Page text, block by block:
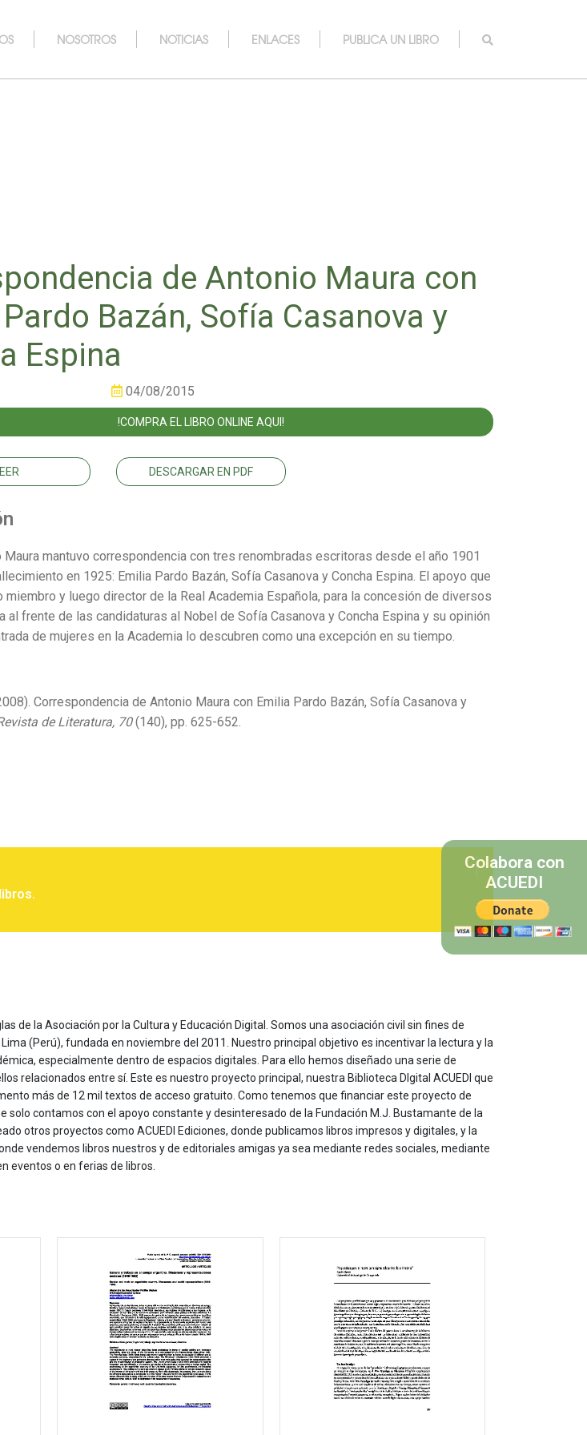
NOSOTROS NOTICIAS ENLACES PUBLICA UN LIBRO
de Antonio Maura con
Bazán, Sofía Casanova y
Espina
04/08/2015
!COMPRA EL LIBRO ONLINE AQUI!
DESCARGAR EN PDF
Maura mantuvo correspondencia con tres renombradas escritoras desde el año 1901
en 1925: Emilia Pardo Bazán, Sofía Casanova y Concha Espina. El apoyo que
miembro y luego director de la Real Academia Española, para la concesión de diversos
al frente de las candidaturas al Nobel de Sofía Casanova y Concha Espina y su opinión
de mujeres en la Academia lo descubren como una excepción en su tiempo.
Correspondencia de Antonio Maura con Emilia Pardo Bazán, Sofía Casanova y
de Literatura, 70(140), pp. 625-652.
de la Asociación por la Cultura y Educación Digital. Somos una asociación civil sin fines de
Lima (Perú), fundada en noviembre del 2011. Nuestro principal objetivo es incentivar la lectura y la
especialmente dentro de espacios digitales. Para ello hemos diseñado una serie de
relacionados entre sí. Este es nuestro proyecto principal, nuestra Biblioteca DIgital ACUEDI que
más de 12 mil textos de acceso gratuito. Como tenemos que financiar este proyecto de
solo contamos con el apoyo constante y desinteresado de la Fundación M.J. Bustamante de la
otros proyectos como ACUEDI Ediciones, donde publicamos libros impresos y digitales, y la
vendemos libros nuestros y de editoriales amigas ya sea mediante redes sociales, mediante
eventos o en ferias de libros.
Colabora con
ACUEDI